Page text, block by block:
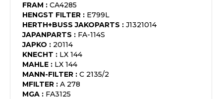
FRAM : CA4285
HENGST FILTER : E799L
HERTH+BUSS JAKOPARTS : J1321014
JAPANPARTS : FA-114S
JAPKO : 20114
KNECHT : LX 144
MAHLE : LX 144
MANN-FILTER : C 2135/2
MFILTER : A 278
MGA : FA3125